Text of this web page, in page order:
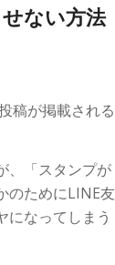
ない方法
稿が掲載される
、「スタンプが
のためにLINE友
になってしまう